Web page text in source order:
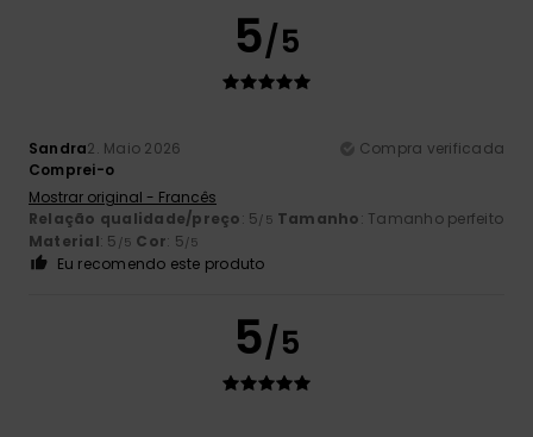
5/5
Sandra2. Maio 2026
Compra verificada
Comprei-o
Mostrar original - Francês
Relação qualidade/preço: 5/5 Tamanho: Tamanho perfeito
Material: 5 /5 Cor: 5/5
Eu recomendo este produto
5/5